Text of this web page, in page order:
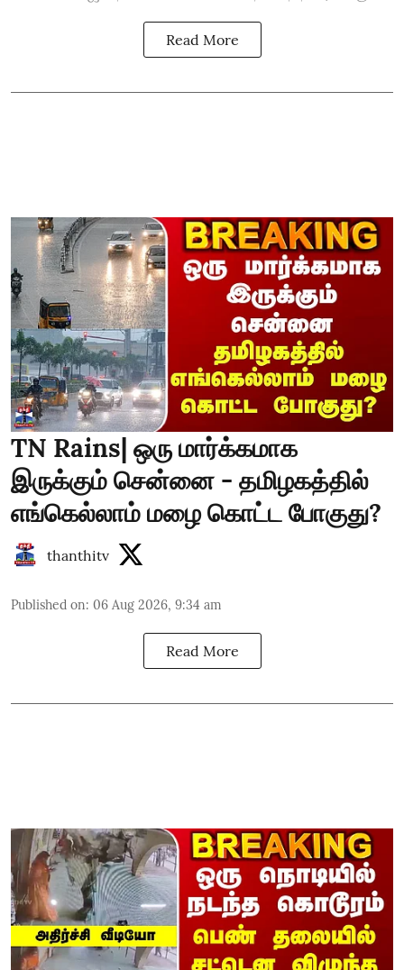
Read More
TN Rains| ஒரு மார்க்கமாக
இருக்கும் சென்னை - தமிழகத்தில்
எங்கெல்லாம் மழை கொட்ட போகுது?
thanthitv
Published on: 06 Aug 2026, 9:34 am
Read More